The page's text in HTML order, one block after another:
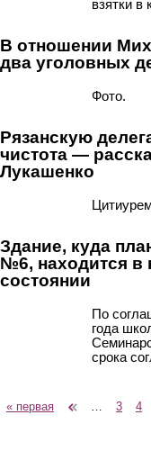
взятки
В отношении
два уголовных
Фото.
Рязанскую
чистота —
Лукашенко
Здание, куда
№6, находится в
состоянии
По
года
срока
Страницы
« первая 3 4